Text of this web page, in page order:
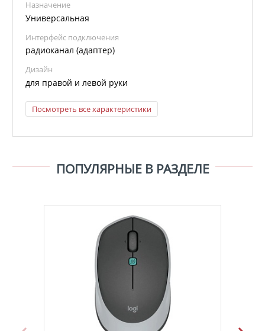
Назначение
Универсальная
Интерфейс подключения
радиоканал (адаптер)
Дизайн
для правой и левой руки
Посмотреть все характеристики
ПОПУЛЯРНЫЕ В РАЗДЕЛЕ